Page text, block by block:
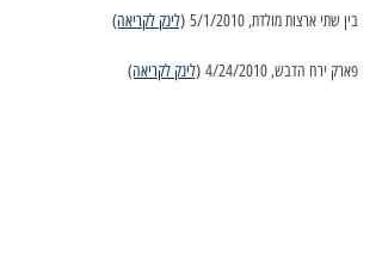
בין שתי ארצות מולדת, 5/1/2010 (לינק לקריאה)
פארק ירח הדבש, 4/24/2010 (לינק לקריאה)